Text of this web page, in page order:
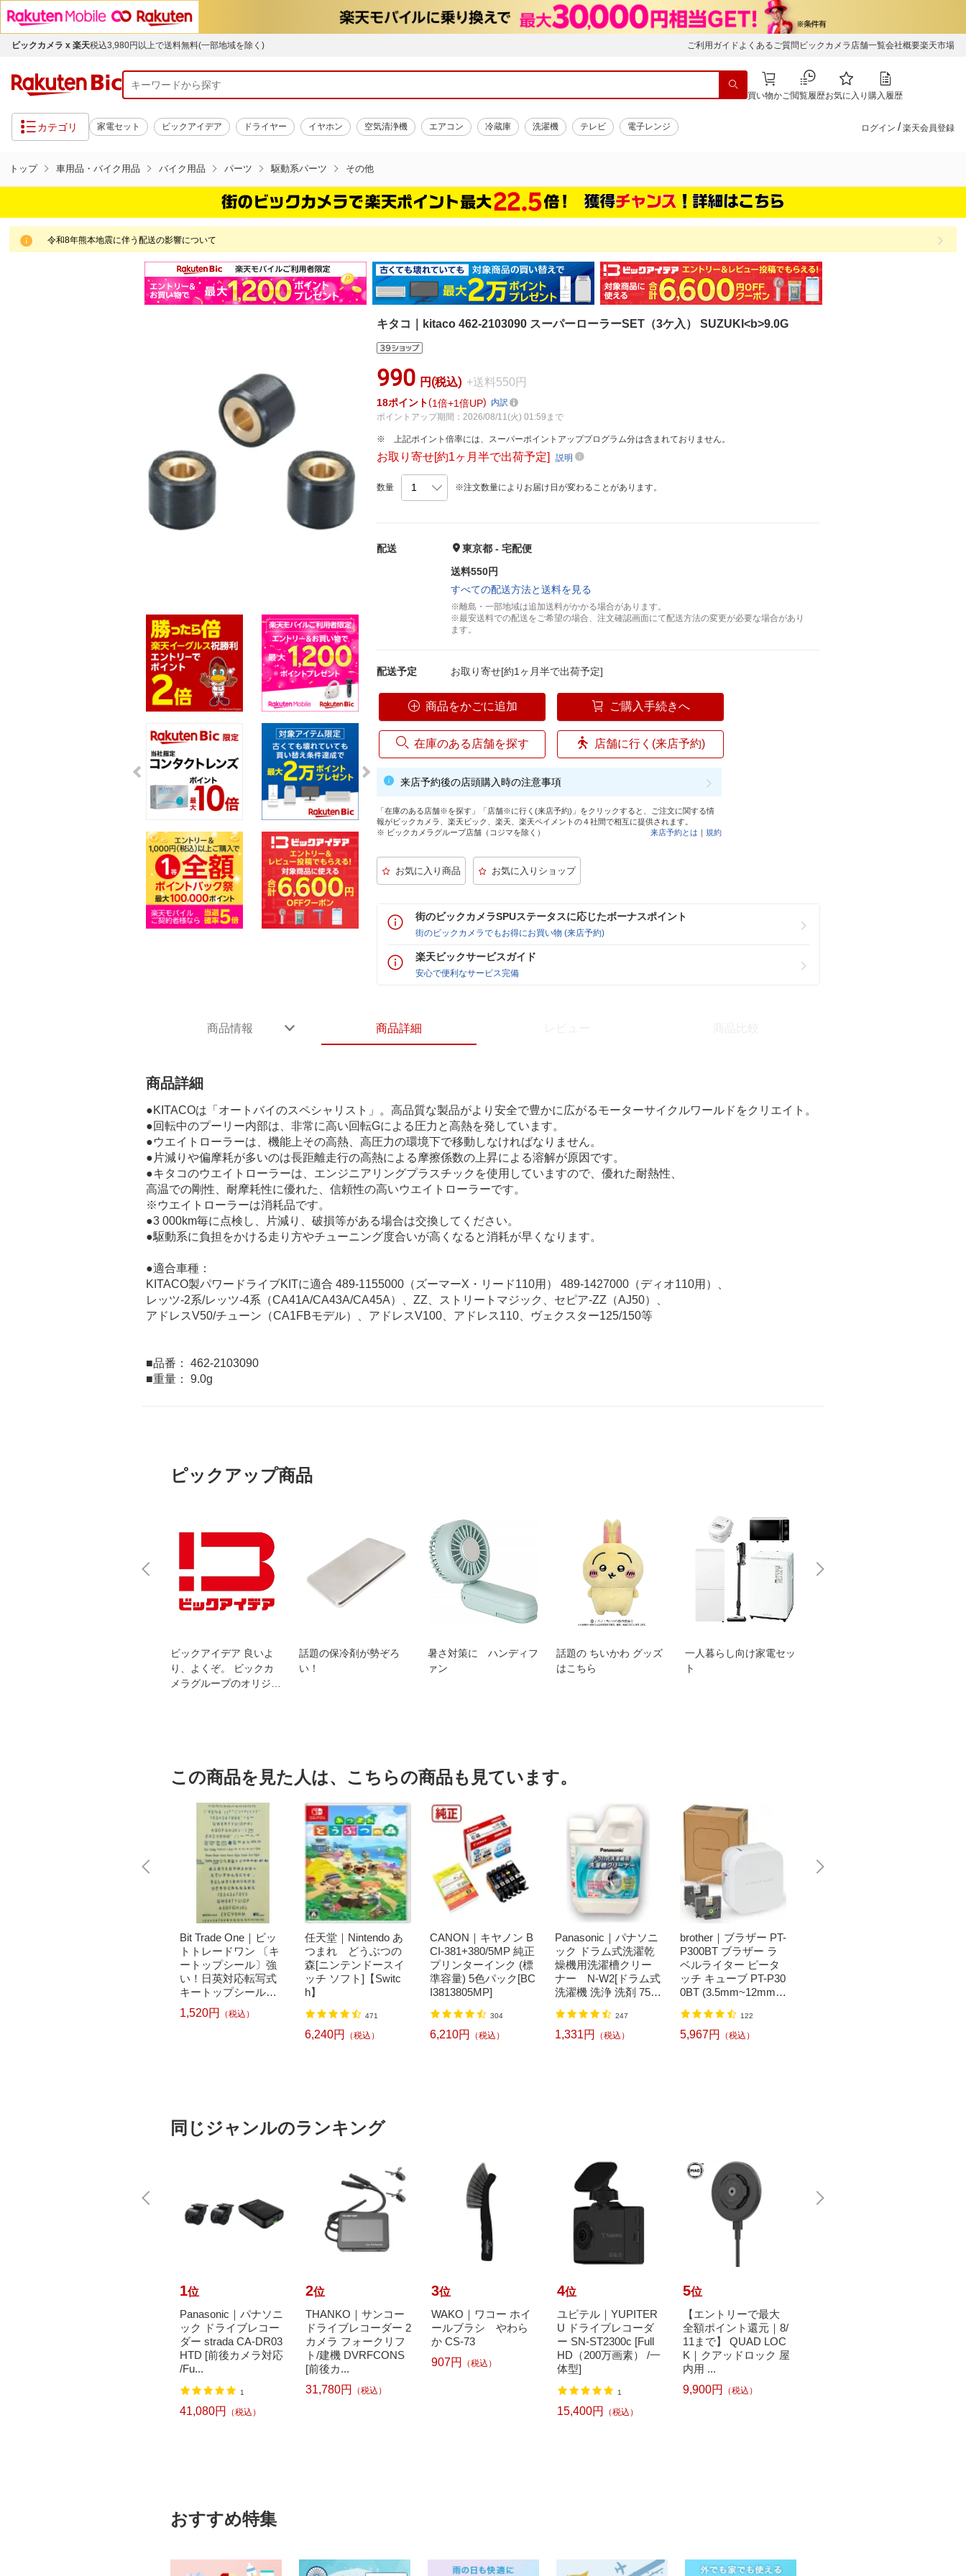
ビックカメラ x 楽天税込3,980円以上で送料無料(一部地域を除く) ご利用ガイド よくあるご質問 ビックカメラ店舗一覧会社概要楽天市場
買い物かご閲覧履歴お気に入り 購入履歴
カテゴリ 家電セット ビックアイデア ドライヤー イヤホン 空気清浄機 エアコン 冷蔵庫 洗濯機 テレビ 電子レンジ ログイン / 楽天会員登録
トップ 車用品・バイク用品 バイク用品 パーツ 駆動系パーツ その他
令和8年熊本地震に伴う配送の影響について
キタコ｜kitaco 462-2103090 スーパーローラーSET（3ケ入） SUZUKI<b>9.0G
990 円(税込) +送料550円
18ポイント 1倍 1倍UP
内訳
ポイントアップ期間：2026/08/11(火) 01:59まで
上記ポイント倍率には、スーパーポイントアッププログラム分は含まれておりません。
お取り寄せ[約1ヶ月半で出荷予定]説明
数量 ※注文数量によりお届け日が変わることがあります。
配送
東京都 - 宅配便
送料550円
すべての配送方法と送料を見る
※離島・一部地域は追加送料がかかる場合があります。
※最安送料での配送をご希望の場合、注文確認画面にて配送方法の変更が必要な場合があり
ます。
配送予定 お取り寄せ[約1ヶ月半で出荷予定]
商品をかごに追加 ご購入手続きへ
在庫のある店舗を探す 店舗に行く(来店予約)
来店予約後の店頭購入時の注意事項
「在庫のある店舗※を探す」「店舗※に行く(来店予約)」をクリックすると、ご注文に関する情
報がビックカメラ、楽天ビック、楽天、楽天ペイメントの４社間で相互に提供されます。
※ ビックカメラグループ店舗（コジマを除く）
来店予約とは ｜規約
街のビックカメラSPUステータスに応じたボーナスポイント
街のビックカメラでもお得にお買い物 (来店予約)
楽天ビックサービスガイド
安心で便利なサービス完備
商品情報 商品詳細
商品詳細
●KITACOは「オートバイのスペシャリスト」。高品質な製品がより安全で豊かに広がるモーターサイクルワールドをクリエイト。
●回転中のプーリー内部は、非常に高い回転Gによる圧力と高熱を発しています。
●ウエイトローラーは、機能上その高熱、高圧力の環境下で移動しなければなりません。
●片減りや偏摩耗が多いのは長距離走行の高熱による摩擦係数の上昇による溶解が原因です。
●キタコのウエイトローラーは、エンジニアリングプラスチックを使用していますので、優れた耐熱性、
高温での剛性、耐摩耗性に優れた、信頼性の高いウエイトローラーです。
※ウエイトローラーは消耗品です。
●3 000km毎に点検し、片減り、破損等がある場合は交換してください。
●駆動系に負担をかける走り方やチューニング度合いが高くなると消耗が早くなります。
●適合車種：
KITACO製パワードライブKITに適合 489-1155000（ズーマーX・リード110用） 489-1427000（ディオ110用）、
レッツ-2系/レッツ-4系（CA41A/CA43A/CA45A）、ZZ、ストリートマジック、セピア-ZZ（AJ50）、
アドレスV50/チューン（CA1FBモデル）、アドレスV100、アドレス110、ヴェクスター125/150等
■品番： 462-2103090
■重量： 9.0g
ピックアップ商品
ビックアイデア 良いよ
り、よくぞ。 ビックカ
メラグループのオリジナ
話題の保冷剤が勢ぞろ
い！
暑さ対策に ハンディフ
ァン
話題の ちいかわ グッズ
はこちら
一人暮らし向け家電セッ
ト
この商品を見た人は、こちらの商品も見ています。
Bit Trade One｜ビッ
トトレードワン 〔キ
ートップシール〕強
い！日英対応転写式
キートップシールセ
ット ブルー DYKTSB
L
1,520円 （税込）
任天堂｜Nintendo あ
つまれ どうぶつの
森[ニンテンドースイ
ッチ ソフト]【Switc
h】
471
6,240円 （税込）
CANON｜キヤノン B
CI-381+380/5MP 純正
プリンターインク (標
準容量) 5色パック[BC
I3813805MP]
304
6,210円 （税込）
Panasonic｜パナソニ
ック ドラム式洗濯乾
燥機用洗濯槽クリー
ナー N-W2[ドラム式
洗濯機 洗浄 洗剤 750
247
1,331円 （税込）
brother｜ブラザー PT-
P300BT ブラザー ラ
ベルライター ピータ
ッチ キューブ PT-P30
0BT (3.5mm~12mm
CH CUBE（ピータッ
チキューブ）[PTP300
122
5,967円 （税込）
同じジャンルのランキング
1位
Panasonic｜パナソニ
ック ドライブレコー
ダー strada CA-DR03
HTD [前後カメラ対応
/Fu...
1
41,080円 （税込）
2位
THANKO｜サンコー
ドライブレコーダー 2
カメラ フォークリフ
ト/建機 DVRFCONS
[前後カ...
31,780円
（税込）
3位
WAKO｜ワコー ホイ
ールブラシ やわら
か CS-73
907円
（税込）
4位
ユピテル｜YUPITER
U ドライブレコーダ
ー SN-ST2300c [Full
HD（200万画素） /一
体型]
1
15,400円 （税込）
5位
【エントリーで最大
全額ポイント還元｜8/
11まで】 QUAD LOC
K｜クアッドロック 屋
内用 ...
9,900円
（税込）
おすすめ特集